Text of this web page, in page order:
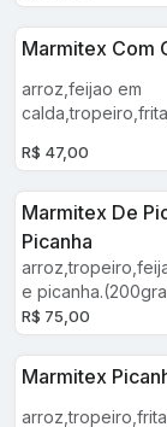
Marmitex Com
arroz,feijao em
R$ 47,00
Marmitex De
Picanha
e
da carne è crua)
R$ 75,00